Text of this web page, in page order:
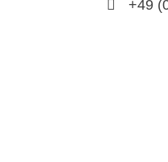
+49